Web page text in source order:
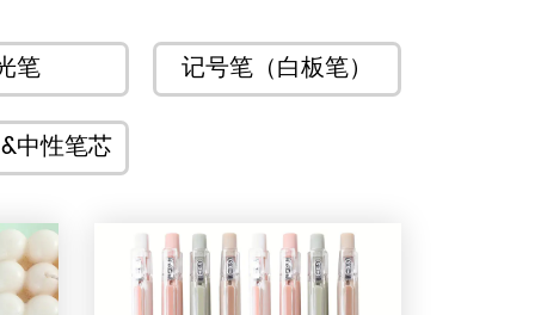
，中性笔种类繁多、颜色丰富，是个性化赠礼
家、专业人士，还是热爱书写的人，中性笔
笔
记号笔（白板笔）
中性笔芯